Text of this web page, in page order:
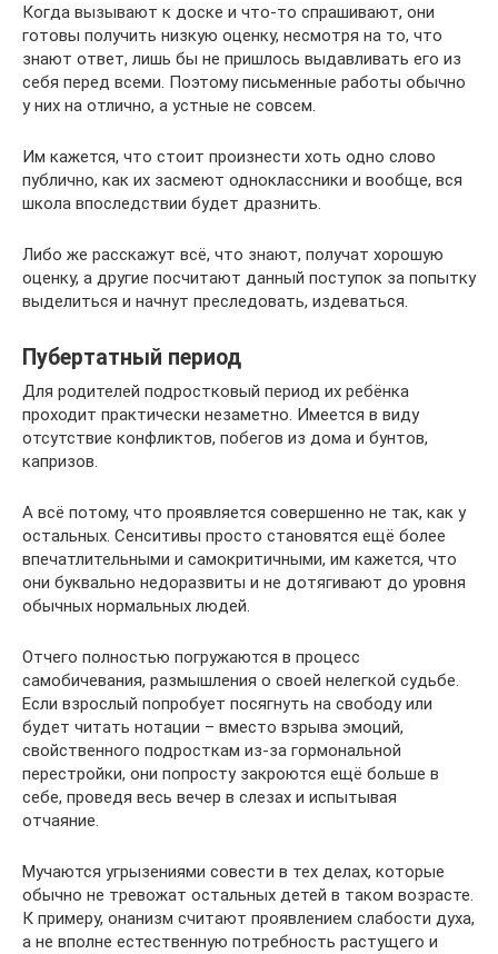
Когда вызывают к доске и что-то спрашивают, они
готовы получить низкую оценку, несмотря на то, что
знают ответ, лишь бы не пришлось выдавливать его из
себя перед всеми. Поэтому письменные работы обычно
у них на отлично, а устные не совсем.
Им кажется, что стоит произнести хоть одно слово
публично, как их засмеют одноклассники и вообще, вся
школа впоследствии будет дразнить.
Либо же расскажут всё, что знают, получат хорошую
оценку, а другие посчитают данный поступок за попытку
выделиться и начнут преследовать, издеваться.
Пубертатный период
Для родителей подростковый период их ребёнка
проходит практически незаметно. Имеется в виду
отсутствие конфликтов, побегов из дома и бунтов,
капризов.
А всё потому, что проявляется совершенно не так, как у
остальных. Сенситивы просто становятся ещё более
впечатлительными и самокритичными, им кажется, что
они буквально недоразвиты и не дотягивают до уровня
обычных нормальных людей.
Отчего полностью погружаются в процесс
самобичевания, размышления о своей нелегкой судьбе.
Если взрослый попробует посягнуть на свободу или
будет читать нотации – вместо взрыва эмоций,
свойственного подросткам из-за гормональной
перестройки, они попросту закроются ещё больше в
себе, проведя весь вечер в слезах и испытывая
отчаяние.
Мучаются угрызениями совести в тех делах, которые
обычно не тревожат остальных детей в таком возрасте.
К примеру, онанизм считают проявлением слабости духа,
а не вполне естественную потребность растущего и